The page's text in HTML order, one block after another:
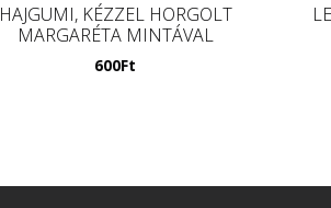
HAJGUMI, KÉZZEL HORGOLT
MARGARÉTA MINTÁVAL
600Ft